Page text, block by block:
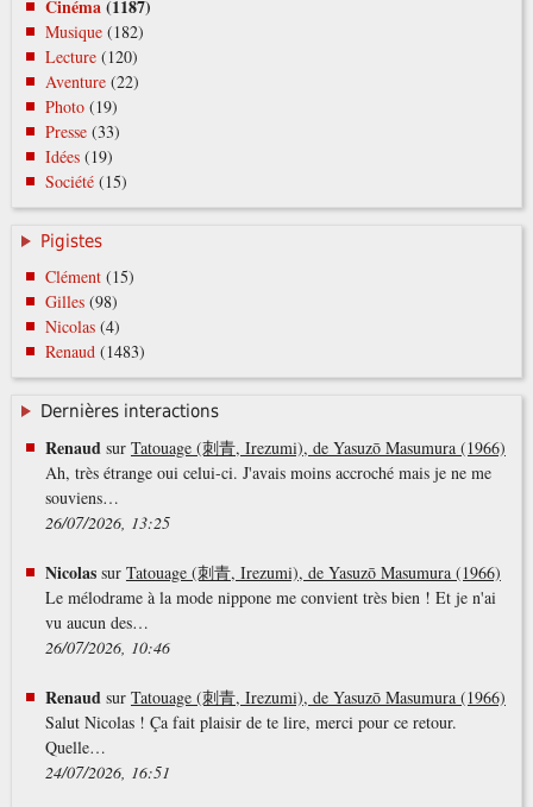
Cinéma(1187)
Musique (182)
Lecture (120)
Aventure (22)
Photo (19)
Presse (33)
Idées (19)
Société (15)
Pigistes
Clément(15)
Gilles(98)
Nicolas(4)
Renaud(1483)
Dernières interactions
Renaudsur Tatouage (刺青, Irezumi), de Yasuzō Masumura (1966)
Ah, très étrange oui celui-ci. J'avais moins accroché mais je ne me
souviens…
26/07/2026, 13:25
Nicolassur Tatouage (刺青, Irezumi), de Yasuzō Masumura (1966)
Le mélodrame à la mode nippone me convient très bien ! Et je n'ai
vu aucun des…
26/07/2026, 10:46
Renaudsur Tatouage (刺青, Irezumi), de Yasuzō Masumura (1966)
Salut Nicolas ! Ça fait plaisir de te lire, merci pour ce retour.
Quelle…
24/07/2026, 16:51